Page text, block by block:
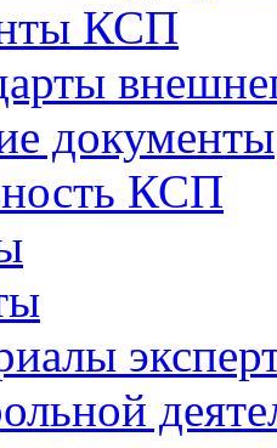
КСП
документы
КСП